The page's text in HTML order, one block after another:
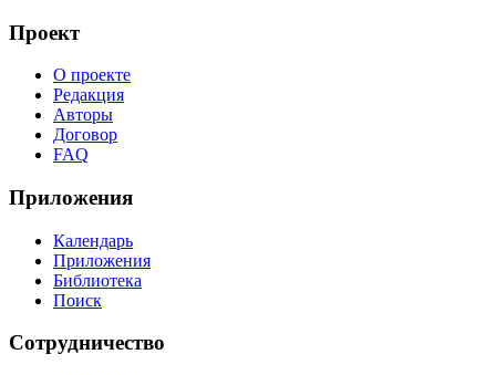
Проект
О проекте
Редакция
Авторы
Договор
FAQ
Приложения
Календарь
Приложения
Библиотека
Поиск
Сотрудничество